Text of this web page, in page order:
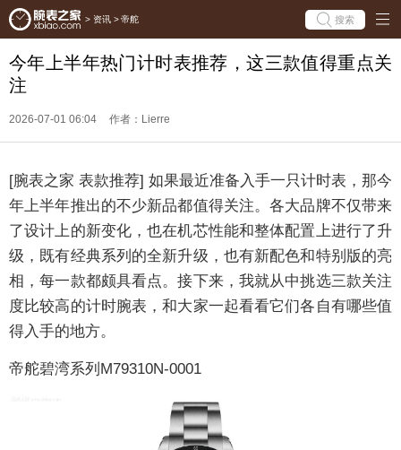
> 资讯 > 帝舵 搜索
今年上半年热门计时表推荐，这三款值得重点关
注
2026-07-01 06:04 作者：Lierre
[腕表之家 表款推荐] 如果最近准备入手一只计时表，那今
年上半年推出的不少新品都值得关注。各大品牌不仅带来
了设计上的新变化，也在机芯性能和整体配置上进行了升
级，既有经典系列的全新升级，也有新配色和特别版的亮
相，每一款都颇具看点。接下来，我就从中挑选三款关注
度比较高的计时腕表，和大家一起看看它们各自有哪些值
得入手的地方。
帝舵碧湾系列M79310N-0001